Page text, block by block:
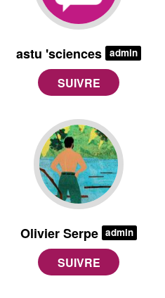
astu 'sciences admin
Olivier Serpe admin